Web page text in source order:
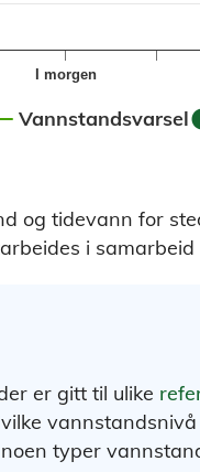
I morgen
Vannstandsvarsel
og tidevann for
i samarbeid
er gitt til ulike
typer